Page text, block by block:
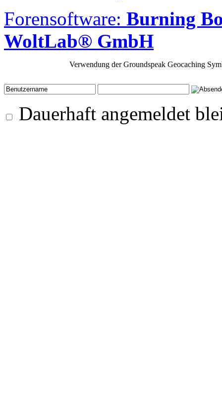
Forensoftware: Burning
WoltLab® GmbH
Verwendung der Groundspeak Geocaching
Dauerhaft angemeldet